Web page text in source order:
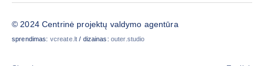
© 2024 Centrinė projektų valdymo agentūra
sprendimas: vcreate.lt / dizainas: outer.studio